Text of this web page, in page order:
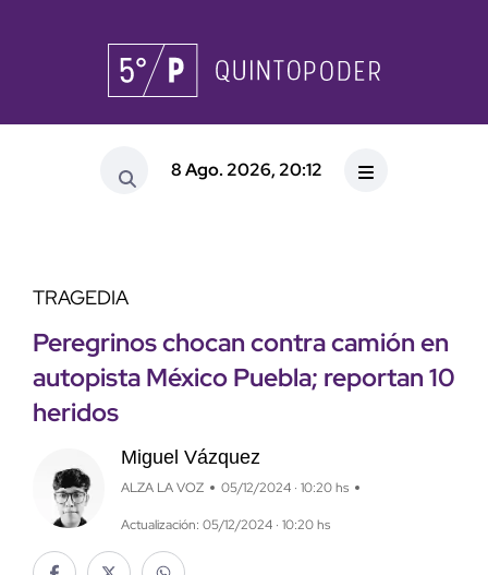
8 Ago. 2026, 20:12
TRAGEDIA
Peregrinos chocan contra camión en
autopista México Puebla; reportan 10
heridos
Miguel Vázquez
ALZA LA VOZ 05/12/2024 · 10:20 hs
Actualización: 05/12/2024 · 10:20 hs